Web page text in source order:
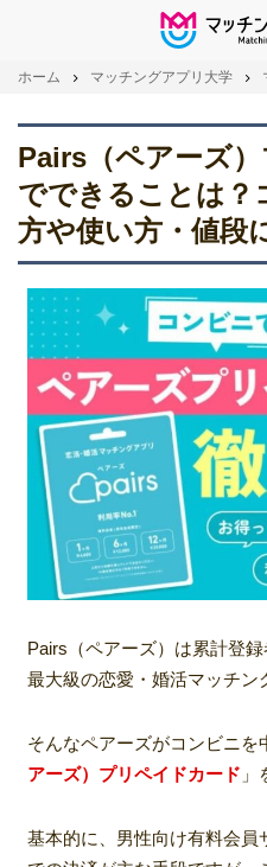
ホーム マッチングアプリ大学
Pairs（ペアーズ
でできることは？
方や使い方・値段
Pairs（ペアーズ）は累計登
最大級の恋愛・婚活マッチン
そんなペアーズがコンビニを
アーズ）プリペイドカード 」
基本的に、男性向け有料会員